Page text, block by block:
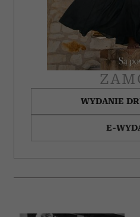
WYDANIE
E-